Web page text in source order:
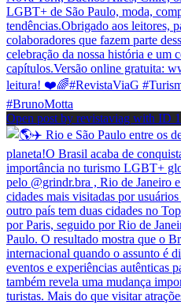
Open post by revistaviag with ID